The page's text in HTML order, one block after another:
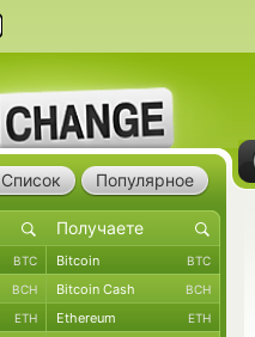
Список Популярное
BTC Bitcoin BTC
BCH Bitcoin Cash BCH
ETH Ethereum ETH